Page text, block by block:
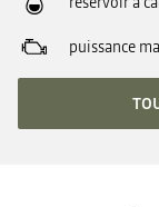
puissance